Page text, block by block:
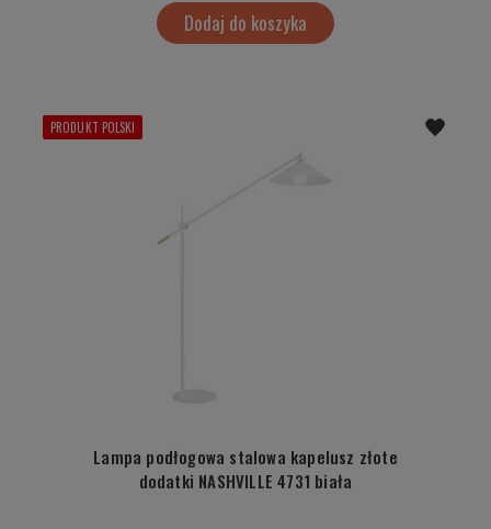
Dodaj do koszyka
Lampa podłogowa stalowa kapelusz złote
dodatki NASHVILLE 4731 biała
PRODUKT POLSKI